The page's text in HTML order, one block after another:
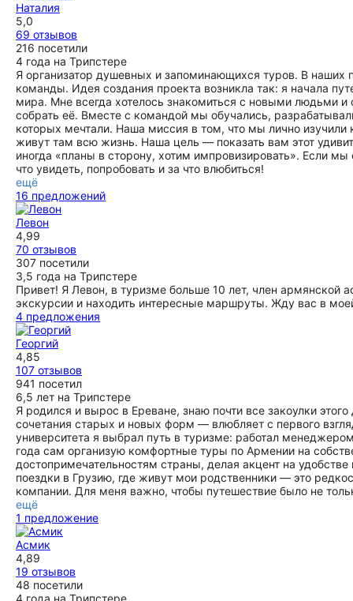
Наталия
5,0
69 отзывов
216 посетили
4 года на Трипстере
Я организатор душевных и запоминающихся туров. В наших
команды. Идея создания проекта возникла так: я начала
мира. Мне всегда хотелось знакомиться с новыми людьми
собрать её. Вместе с командой мы обучались,
которых мечтали. Наша миссия в том, что мы лично
живут там всю жизнь. Наша цель — показать вам этот
иногда «планы в сторону, хотим импровизировать». Если
что увидеть, попробовать и за что влюбиться!
ещё
16 предложений
Левон
4,99
70 отзывов
307 посетили
3,5 года на Трипстере
Привет! Я Левон, в туризме больше 10 лет, член армянской
экскурсии и находить интересные маршруты. Жду вас в
4 предложения
Георгий
4,85
107 отзывов
941 посетил
6,5 лет на Трипстере
Я родился и вырос в Ереване, знаю почти все закоулки
сочетания старых и новых форм — влюбляет с первого
университета я выбрал путь в туризме: работал
года сам организую комфортные туры по Армении на
достопримечательностям страны, делая акцент на
поездки в Грузию, где живут мои родственники — это
компании. Для меня важно, чтобы путешествие было не
ещё
1 предложение
Асмик
4,89
19 отзывов
48 посетили
4 года на Трипстере